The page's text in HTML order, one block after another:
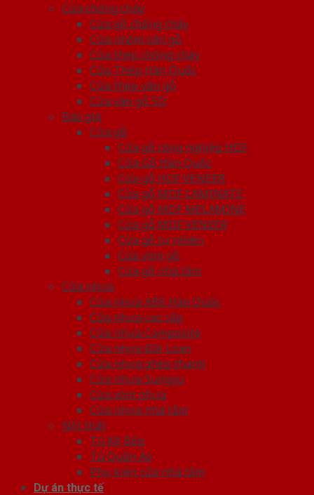
Cửa chống cháy
Cửa gỗ chống cháy
Cửa nhôm vân gỗ
Cửa thép chống cháy
Cửa Thép Hàn Quốc
Cửa thép vân gỗ
Cửa vân gỗ 5D
Báo giá
Cửa gỗ
Cửa gỗ công nghiệp HDF
Cửa Gỗ Hàn Quốc
Cửa gỗ HDF VENEER
Cửa gỗ MDF LAMINATE
Cửa gỗ MDF MELAMINE
Cửa gỗ MDF VENEER
Cửa gỗ tự nhiên
Cửa vòm gỗ
Cửa gỗ nhà tắm
Cửa nhựa
Cửa nhựa ABS Hàn Quốc
Cửa nhựa cao cấp
Cửa nhựa Composite
Cửa nhựa Đài Loan
Cửa nhựa ghép thanh
Cửa nhựa Sungyu
Cửa vòm nhựa
Cửa nhựa nhà tắm
Nội thất
Tủ Kệ Bếp
Tủ Quần Áo
Phụ kiện cửa nhà tắm
Dự án thực tế